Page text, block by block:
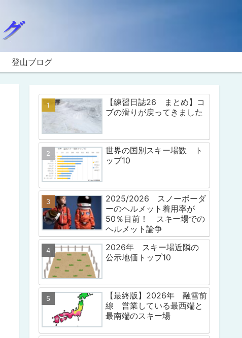
登山ブログ
【練習日誌26 まとめ】コ
ブの滑りが戻ってきました
世界の国別スキー場数 ト
ップ10
2025/2026 スノーボーダ
ーのヘルメット着用率が
50％目前！ スキー場での
ヘルメット論争
2026年 スキー場近隣の
公示地価トップ10
【最終版】2026年 融雪前
線 営業している最西端と
最南端のスキー場